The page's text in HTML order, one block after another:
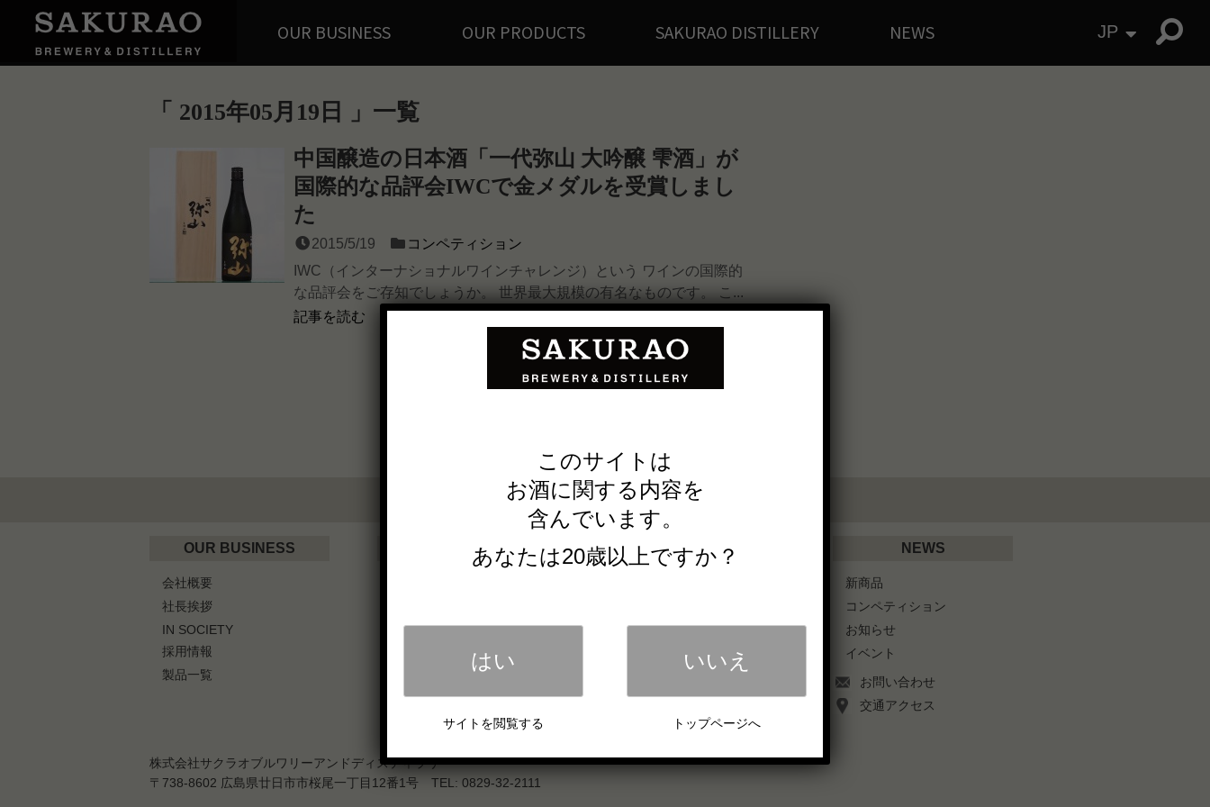
OUR BUSINESS OUR PRODUCTS SAKURAO DISTILLERY NEWS JP
2015年05月19日 一覧
中国醸造の日本酒「一代弥山 大吟醸 雫酒」が
国際的な品評会IWCで金メダルを受賞しまし
た
2015/5/19
コンペティション
IWC（インターナショナルワインチャレンジ）という ワインの国際的
な品評会をご存知でしょうか。 世界最大規模の有名なものです。 こ...
記事を読む
OUR BUSINESS
会社概要
社長挨拶
IN SOCIETY
採用情報
製品一覧
OUR PRODUCTS
Blended Whisky
NON-ALCOHOL
NEWS
新商品
コンペティション
お知らせ
イベント
お問い合わせ
交通アクセス
株式会社サクラオブルワリーアンドディスティラリー
〒738-8602 広島県廿日市市桜尾一丁目12番1号 TEL: 0829-32-2111
このサイトは
お酒に関する内容を
含んでいます。
あなたは20歳以上ですか？
はい
サイトを閲覧する
いいえ
トップページへ